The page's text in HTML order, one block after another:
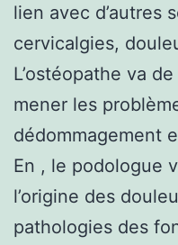
lien avec d’autres
cervicalgies,
L’ostéopathe va
mener les
dédommagement
En , le podologue
l’origine des
pathologies des